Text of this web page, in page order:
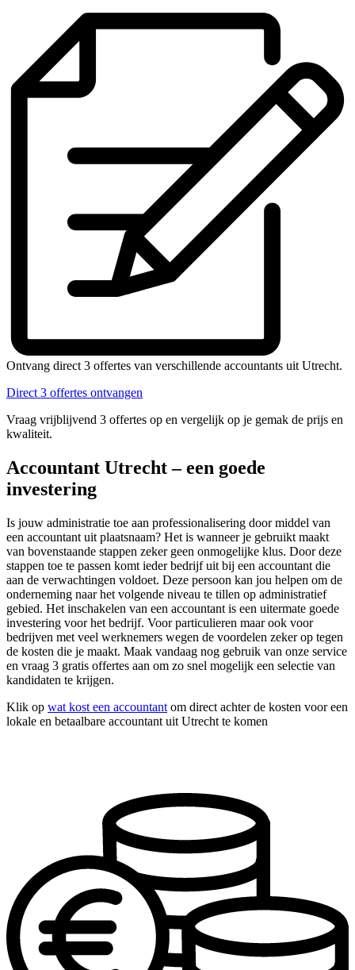
Ontvang direct 3 offertes van verschillende accountants uit Utrecht.
Direct 3 offertes ontvangen
Vraag vrijblijvend 3 offertes op en vergelijk op je gemak de prijs en
kwaliteit.
Accountant Utrecht – een goede
investering
Is jouw administratie toe aan professionalisering door middel van
een accountant uit plaatsnaam? Het is wanneer je gebruikt maakt
van bovenstaande stappen zeker geen onmogelijke klus. Door deze
stappen toe te passen komt ieder bedrijf uit bij een accountant die
aan de verwachtingen voldoet. Deze persoon kan jou helpen om de
onderneming naar het volgende niveau te tillen op administratief
gebied. Het inschakelen van een accountant is een uitermate goede
investering voor het bedrijf. Voor particulieren maar ook voor
bedrijven met veel werknemers wegen de voordelen zeker op tegen
de kosten die je maakt. Maak vandaag nog gebruik van onze service
en vraag 3 gratis offertes aan om zo snel mogelijk een selectie van
kandidaten te krijgen.
Klik op wat kost een accountant om direct achter de kosten voor een
lokale en betaalbare accountant uit Utrecht te komen